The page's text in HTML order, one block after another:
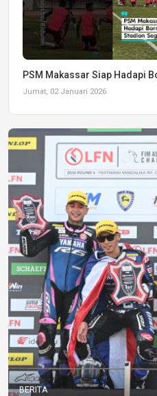
PSM Makassar Siap Hadapi
Jumat, 02 Januari 2026
BERITA